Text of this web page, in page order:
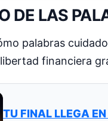
DE LAS
palabras
financiera
TU FINAL LLEGA